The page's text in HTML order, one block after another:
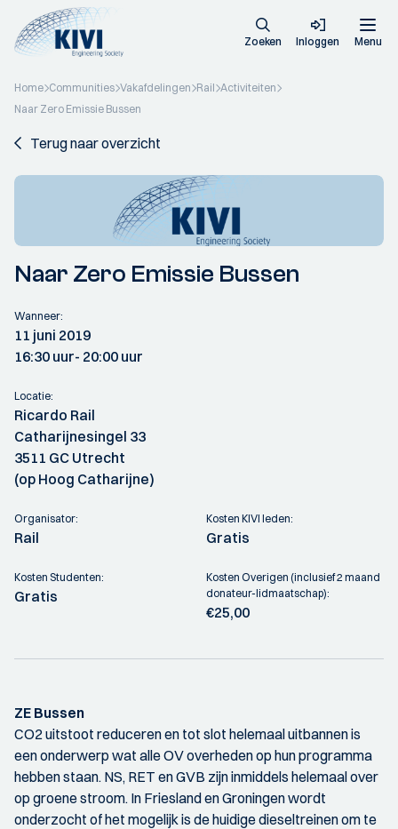
Zoeken Inloggen Menu
Home Communities Vakafdelingen Rail Activiteiten
Naar Zero Emissie Bussen
Terug naar overzicht
Naar Zero Emissie Bussen
Wanneer:
11 juni 2019
16:30 uur- 20:00 uur
Locatie:
Ricardo Rail
Catharijnesingel 33
3511 GC Utrecht
(op Hoog Catharijne)
Organisator:
Rail
Kosten KIVI leden:
Gratis
Kosten Studenten:
Gratis
Kosten Overigen (inclusief 2 maand
donateur-lidmaatschap):
€25,00
ZE Bussen
CO2 uitstoot reduceren en tot slot helemaal uitbannen is
een onderwerp wat alle OV overheden op hun programma
hebben staan. NS, RET en GVB zijn inmiddels helemaal over
op groene stroom. In Friesland en Groningen wordt
onderzocht of het mogelijk is de huidige dieseltreinen om te